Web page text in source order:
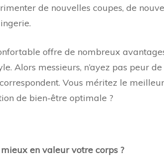
de nouvelles coupes, de
offre de nombreux
Alors messieurs, n’ayez pas peur
Vous méritez le
de bien-être optimale ?
en valeur votre corps ?